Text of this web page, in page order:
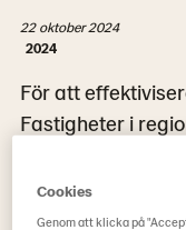
22 oktober 2024
2024
För att
Fastigheter i
Förvaltning AB
tilldelats
Cookies
Genom att klicka på